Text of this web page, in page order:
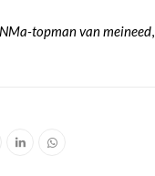
topman van meineed,